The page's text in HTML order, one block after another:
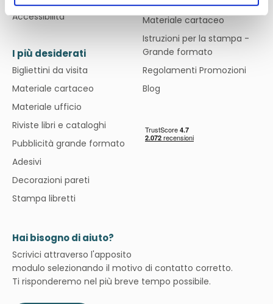
Accessibilità
Istruzioni per la stampa -
Materiale cartaceo
Istruzioni per la stampa -
Grande formato
Regolamenti Promozioni
Blog
I più desiderati
Bigliettini da visita
Materiale cartaceo
Materiale ufficio
Riviste libri e cataloghi
Pubblicità grande formato
Adesivi
Decorazioni pareti
Stampa libretti
Hai bisogno di aiuto?
Scrivici attraverso l'apposito
modulo selezionando il motivo di contatto corretto.
Ti risponderemo nel più breve tempo possibile.